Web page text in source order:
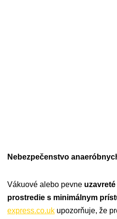
Nebezpečenstvo
Vákuové alebo pevne
prostredie s minimálnym
express.co.uk upozorňuje, že